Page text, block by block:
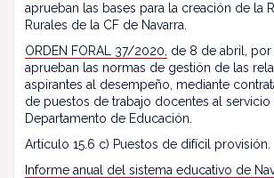
aprueban las bases para la creación de la
Rurales de la CF de Navarra.
ORDEN FORAL 37/2020, de 8 de abril, por
aprueban las normas de gestión de las
aspirantes al desempeño, mediante
de puestos de trabajo docentes al servicio
Departamento de Educación.
Artículo 15.6 c) Puestos de difícil provisión.
Informe anual del sistema educativo de